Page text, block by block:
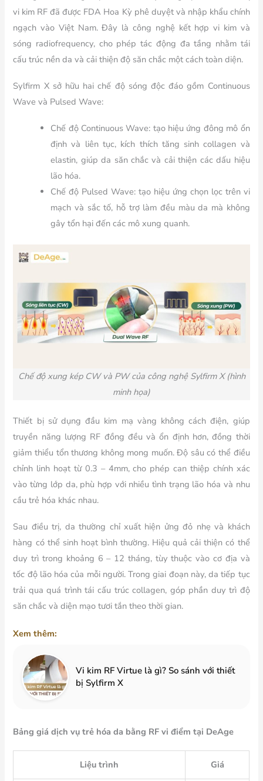
vi kim RF đã được FDA Hoa Kỳ phê duyệt và nhập khẩu chính
ngạch vào Việt Nam. Đây là công nghệ kết hợp vi kim và
sóng radiofrequency, cho phép tác động đa tầng nhằm tái
cấu trúc nền da và cải thiện độ săn chắc một cách toàn diện.
Sylfirm X sở hữu hai chế độ sóng độc đáo gồm Continuous
Wave và Pulsed Wave:
Chế độ Continuous Wave: tạo hiệu ứng đông mô ổn
định và liên tục, kích thích tăng sinh collagen và
elastin, giúp da săn chắc và cải thiện các dấu hiệu
lão hóa.
Chế độ Pulsed Wave: tạo hiệu ứng chọn lọc trên vi
mạch và sắc tố, hỗ trợ làm đều màu da mà không
gây tổn hại đến các mô xung quanh.
Chế độ xung kép CW và PW của công nghệ Sylfirm X (hình
minh họa)
Thiết bị sử dụng đầu kim mạ vàng không cách điện, giúp
truyền năng lượng RF đồng đều và ổn định hơn, đồng thời
giảm thiểu tổn thương không mong muốn. Độ sâu có thể điều
chỉnh linh hoạt từ 0.3 – 4mm, cho phép can thiệp chính xác
vào từng lớp da, phù hợp với nhiều tình trạng lão hóa và nhu
cầu trẻ hóa khác nhau.
Sau điều trị, da thường chỉ xuất hiện ửng đỏ nhẹ và khách
hàng có thể sinh hoạt bình thường. Hiệu quả cải thiện có thể
duy trì trong khoảng 6 – 12 tháng, tùy thuộc vào cơ địa và
tốc độ lão hóa của mỗi người. Trong giai đoạn này, da tiếp tục
trải qua quá trình tái cấu trúc collagen, góp phần duy trì độ
săn chắc và diện mạo tươi tắn theo thời gian.
Xem thêm:
Vi kim RF Virtue là gì? So sánh với thiết
bị Sylfirm X
Bảng giá dịch vụ trẻ hóa da bằng RF vi điểm tại DeAge
Liệu trình Giá